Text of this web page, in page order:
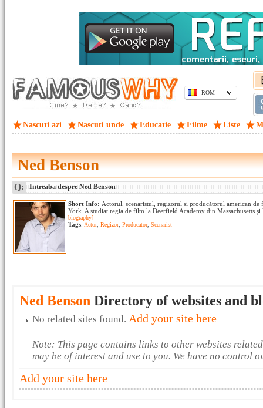
ROM
Nascuti azi Nascuti unde Educatie Filme Liste
Ned Benson
Q: Intreaba despre Ned Benson
Short Info: Actorul, scenaristul, regizorul si producătorul american
York. A studiat regia de film la Deerfield Academy din Massachusetts
biography]
Tags: Actor, Regizor, Producator, Scenarist
Ned Benson Directory of websites and
No related sites found. Add your site here
Note: This page contains links to other websites
may be of interest and use to you. We have no control
Add your site here